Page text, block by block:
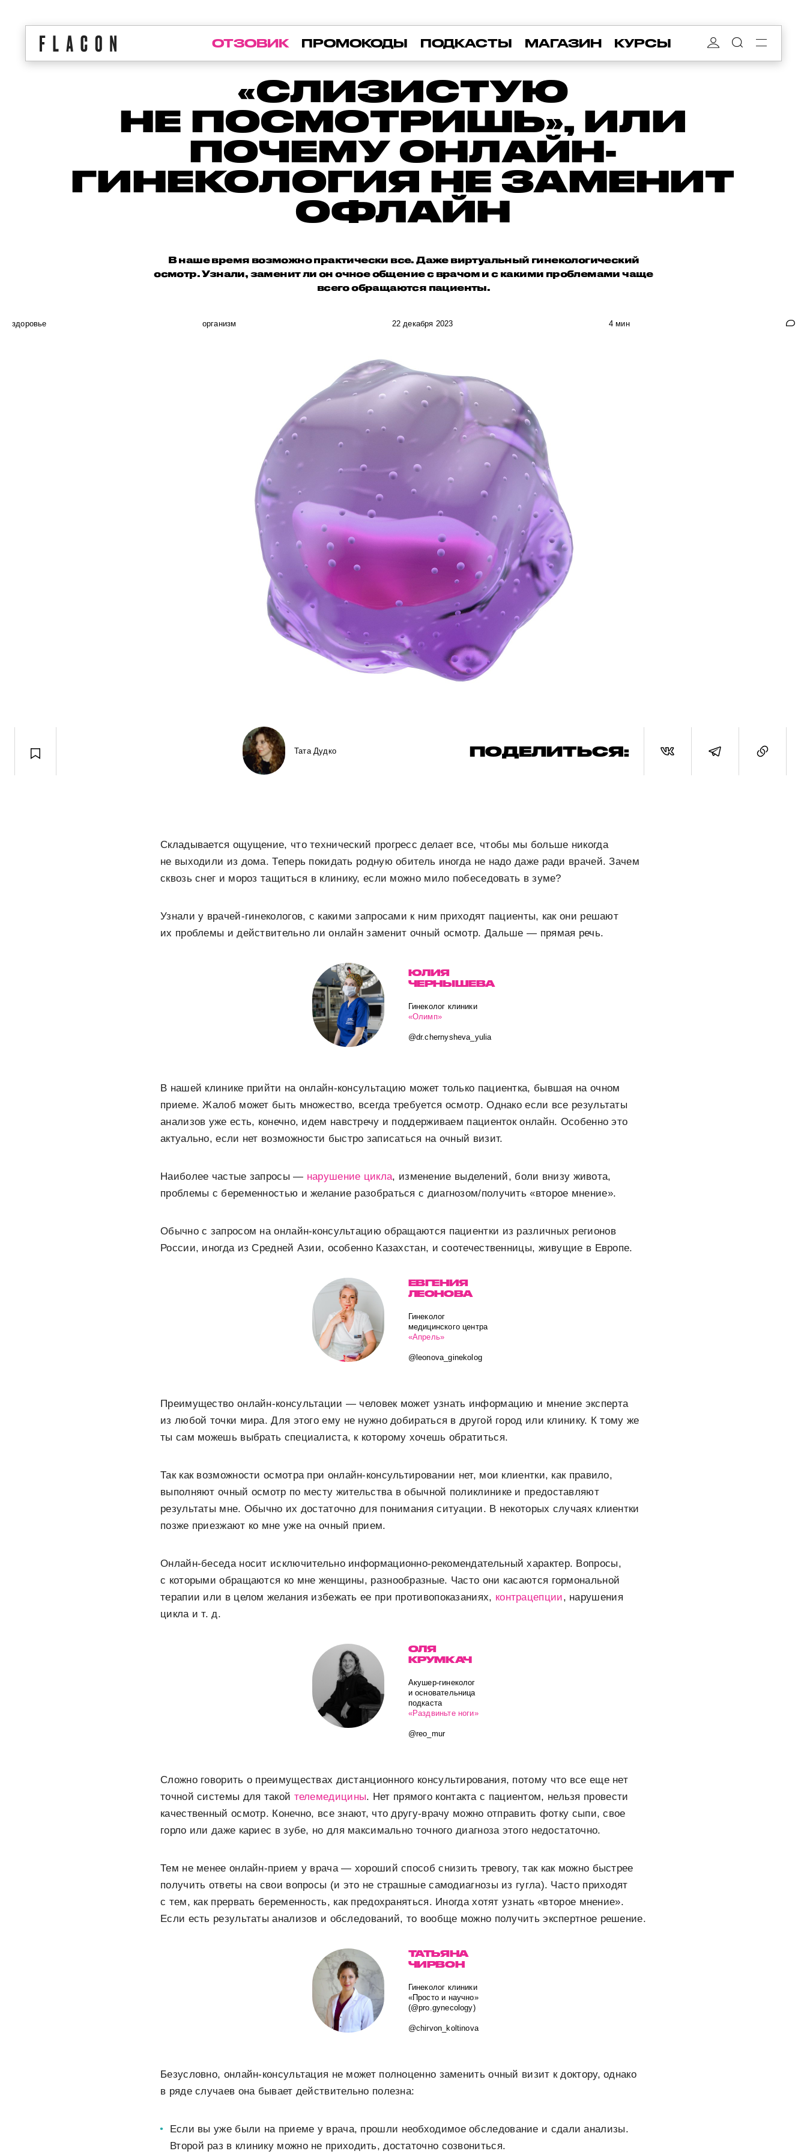
ОТЗОВИК ПРОМОКОДЫ ПОДКАСТЫ МАГАЗИН КУРСЫ
«СЛИЗИСТУЮ
НЕ ПОСМОТРИШЬ», ИЛИ
ПОЧЕМУ ОНЛАЙН-
ГИНЕКОЛОГИЯ НЕ ЗАМЕНИТ
ОФЛАЙН
В наше время возможно практически все. Даже виртуальный гинекологический
осмотр. Узнали, заменит ли он очное общение с врачом и с какими проблемами чаще
всего обращаются пациенты.
здоровье организм 22 декабря 2023 4 мин
Тата Дудко ПОДЕЛИТЬСЯ:
Складывается ощущение, что технический прогресс делает все, чтобы мы больше никогда
не выходили из дома. Теперь покидать родную обитель иногда не надо даже ради врачей. Зачем
сквозь снег и мороз тащиться в клинику, если можно мило побеседовать в зуме?
Узнали у врачей-гинекологов, с какими запросами к ним приходят пациенты, как они решают
их проблемы и действительно ли онлайн заменит очный осмотр. Дальше — прямая речь.
ЮЛИЯ
ЧЕРНЫШЕВА
Гинеколог клиники
«Олимп»
@dr.chernysheva_yulia
В нашей клинике прийти на онлайн-консультацию может только пациентка, бывшая на очном
приеме. Жалоб может быть множество, всегда требуется осмотр. Однако если все результаты
анализов уже есть, конечно, идем навстречу и поддерживаем пациенток онлайн. Особенно это
актуально, если нет возможности быстро записаться на очный визит.
Наиболее частые запросы — нарушение цикла, изменение выделений, боли внизу живота,
проблемы с беременностью и желание разобраться с диагнозом/получить «второе мнение».
Обычно с запросом на онлайн-консультацию обращаются пациентки из различных регионов
России, иногда из Средней Азии, особенно Казахстан, и соотечественницы, живущие в Европе.
ЕВГЕНИЯ
ЛЕОНОВА
Гинеколог
медицинского центра
«Апрель»
@leonova_ginekolog
Преимущество онлайн-консультации — человек может узнать информацию и мнение эксперта
из любой точки мира. Для этого ему не нужно добираться в другой город или клинику. К тому же
ты сам можешь выбрать специалиста, к которому хочешь обратиться.
Так как возможности осмотра при онлайн-консультировании нет, мои клиентки, как правило,
выполняют очный осмотр по месту жительства в обычной поликлинике и предоставляют
результаты мне. Обычно их достаточно для понимания ситуации. В некоторых случаях клиентки
позже приезжают ко мне уже на очный прием.
Онлайн-беседа носит исключительно информационно-рекомендательный характер. Вопросы,
с которыми обращаются ко мне женщины, разнообразные. Часто они касаются гормональной
терапии или в целом желания избежать ее при противопоказаниях, контрацепции, нарушения
цикла и т. д.
ОЛЯ
КРУМКАЧ
Акушер-гинеколог
и основательница
подкаста
«Раздвиньте ноги»
@reo_mur
Сложно говорить о преимуществах дистанционного консультирования, потому что все еще нет
точной системы для такой телемедицины. Нет прямого контакта с пациентом, нельзя провести
качественный осмотр. Конечно, все знают, что другу-врачу можно отправить фотку сыпи, свое
горло или даже кариес в зубе, но для максимально точного диагноза этого недостаточно.
Тем не менее онлайн-прием у врача — хороший способ снизить тревогу, так как можно быстрее
получить ответы на свои вопросы (и это не страшные самодиагнозы из гугла). Часто приходят
с тем, как прервать беременность, как предохраняться. Иногда хотят узнать «второе мнение».
Если есть результаты анализов и обследований, то вообще можно получить экспертное решение.
ТАТЬЯНА
ЧИРВОН
Гинеколог клиники
«Просто и научно»
(@pro.gynecology)
@chirvon_koltinova
Безусловно, онлайн-консультация не может полноценно заменить очный визит к доктору, однако
в ряде случаев она бывает действительно полезна:
Если вы уже были на приеме у врача, прошли необходимое обследование и сдали анализы.
Второй раз в клинику можно не приходить, достаточно созвониться.